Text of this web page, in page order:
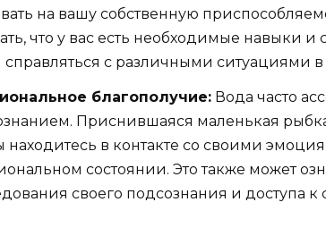
на вашу собственную
что у вас есть необходимые навыки и
справляться с различными ситуациями
благополучие: Вода часто
Приснившаяся маленькая
находитесь в контакте со своими
состоянии. Это также может
своего подсознания и доступа